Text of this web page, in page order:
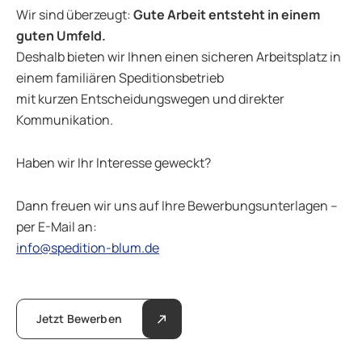
Wir sind überzeugt:Gute Arbeit entsteht in einem
guten Umfeld.
Deshalb bieten wir Ihnen einen sicheren Arbeitsplatz in
einem familiären Speditionsbetrieb
mit kurzen Entscheidungswegen und direkter
Kommunikation.
Haben wir Ihr Interesse geweckt?
Dann freuen wir uns auf Ihre Bewerbungsunterlagen –
per E-Mail an:
info@spedition-blum.de
Jetzt Bewerben